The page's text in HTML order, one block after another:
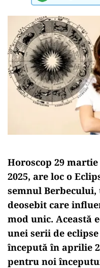
Horoscop 29
2025, are loc o
semnul
deosebit care
mod unic. Această
unei serii de
începută în aprilie
pentru noi